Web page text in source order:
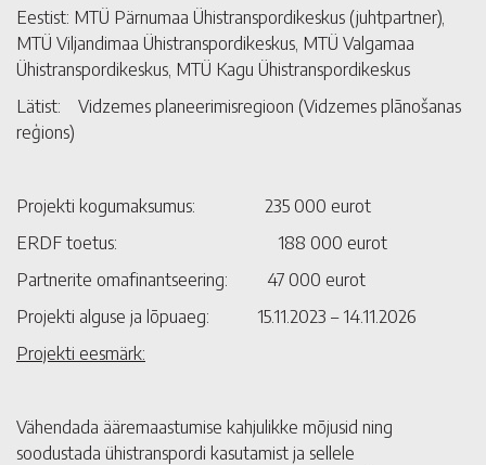
Eestist: MTÜ Pärnumaa Ühistranspordikeskus (juhtpartner),
MTÜ Viljandimaa Ühistranspordikeskus, MTÜ Valgamaa
Ühistranspordikeskus, MTÜ Kagu Ühistranspordikeskus
Lätist: Vidzemes planeerimisregioon (Vidzemes plānošanas
reģions)
Projekti kogumaksumus: 235 000 eurot
ERDF toetus: 188 000 eurot
Partnerite omafinantseering: 47 000 eurot
Projekti alguse ja lõpuaeg: 15.11.2023 – 14.11.2026
Projekti eesmärk:
Vähendada ääremaastumise kahjulikke mõjusid ning
soodustada ühistranspordi kasutamist ja sellele